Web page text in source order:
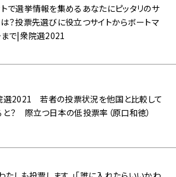
トで選挙情報を集めるあなたにピッタリのサ
？投票先選びに役立つサイトからボートマ
まで|衆院選2021
選2021 若者の投票状況を他国と比較して
と？ 際立つ日本の低投票率（原口和徳）